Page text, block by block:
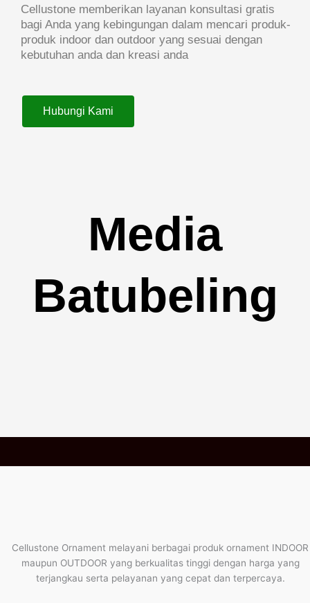
Cellustone memberikan layanan konsultasi gratis
bagi Anda yang kebingungan dalam mencari produk-
produk indoor dan outdoor yang sesuai dengan
kebutuhan anda dan kreasi anda
Hubungi Kami
Media
Batubeling
Cellustone Ornament melayani berbagai produk ornament INDOOR
maupun OUTDOOR yang berkualitas tinggi dengan harga yang
terjangkau serta pelayanan yang cepat dan terpercaya.